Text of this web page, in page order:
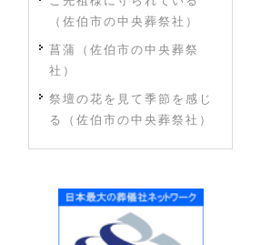
（佐伯市の中央葬祭社）
菖蒲（佐伯市の中央葬祭
社）
祭壇の花を見て季節を感じ
る（佐伯市の中央葬祭社）